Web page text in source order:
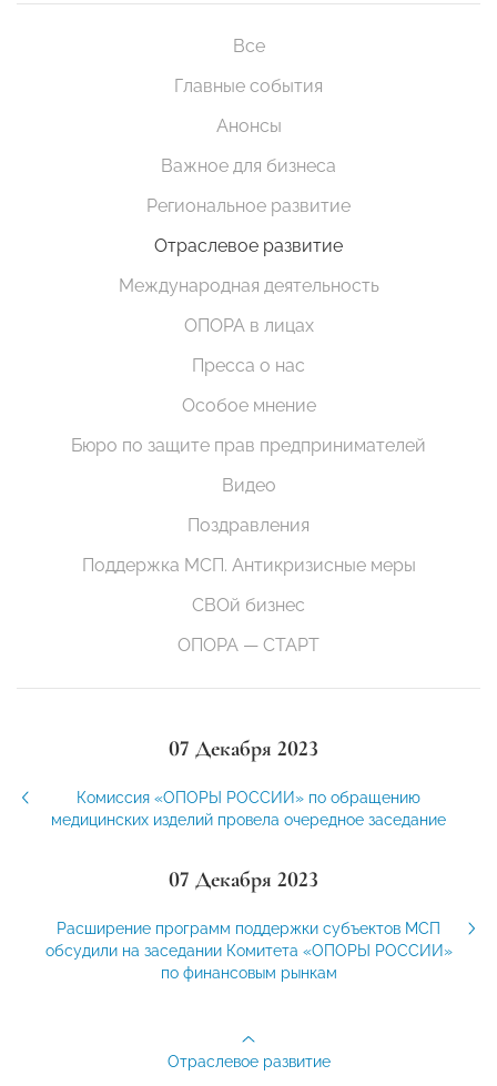
Все
Главные события
Анонсы
Важное для бизнеса
Региональное развитие
Отраслевое развитие
Международная деятельность
ОПОРА в лицах
Пресса о нас
Особое мнение
Бюро по защите прав предпринимателей
Видео
Поздравления
Поддержка МСП. Антикризисные меры
СВОй бизнес
ОПОРА — СТАРТ
07 Декабря 2023
Комиссия «ОПОРЫ РОССИИ» по обращению
медицинских изделий провела очередное заседание
07 Декабря 2023
Расширение программ поддержки субъектов МСП
обсудили на заседании Комитета «ОПОРЫ РОССИИ»
по финансовым рынкам
Отраслевое развитие